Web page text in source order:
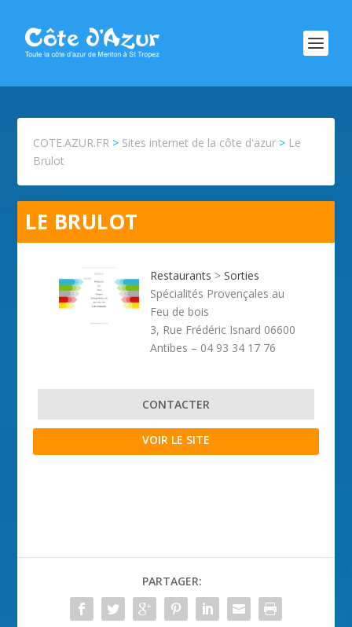
COTE.AZUR.FR > Sites internet de la côte d'azur > Le
Brulot
LE BRULOT
Restaurants >Sorties
Spécialités Provençales au
Feu de bois
3, Rue Frédéric Isnard 06600
Antibes – 04 93 34 17 76
CONTACTER
VOIR LE SITE
PARTAGER: